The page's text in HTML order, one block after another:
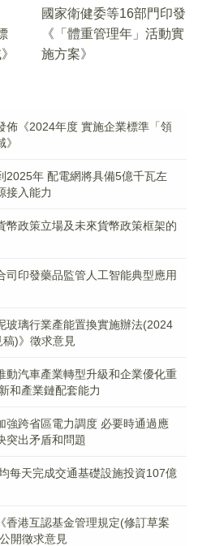
國家衛健委等16部門印發
《「體重管理年」活動實
施方案》
佈《2024年度 實施企業標準「領
2025年 配電網將具備5億千瓦左
接入能力
幣政策立場及未來貨幣政策框架的
司印發藥品監管人工智能典型應用
玻璃行業產能置換實施辦法(2024
)》徵求意見
動汽車產業轉型升級和企業優化重
和產業鏈配套能力
強跨省區電力調度 必要時通過應
突出矛盾和問題
每天完成交通基礎設施投資107億
香港互認基金管理規定(修訂草案
開徵求意見